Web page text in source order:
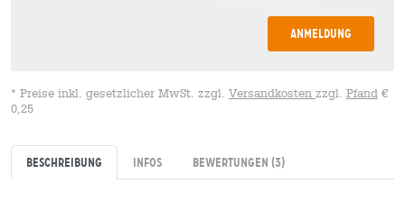
Anmeldung
* Preise inkl. gesetzlicher MwSt. zzgl. Versandkosten zzgl. Pfand €
0,25
Beschreibung Infos Bewertungen (3)